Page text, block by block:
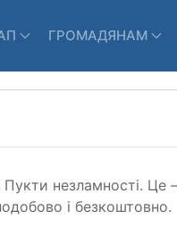
ГРОМАДЯНАМ
незламності. Це
і безкоштовно.